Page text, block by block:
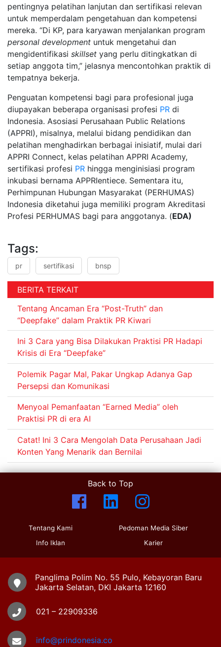
pentingnya pelatihan lanjutan dan sertifikasi relevan
untuk memperdalam pengetahuan dan kompetensi
mereka. “Di KP, para karyawan menjalankan program
personal development untuk mengetahui dan
mengidentifikasi skillset yang perlu ditingkatkan di
setiap anggota tim,” jelasnya mencontohkan praktik di
tempatnya bekerja.
Penguatan kompetensi bagi para profesional juga
diupayakan beberapa organisasi profesi PR di
Indonesia. Asosiasi Perusahaan Public Relations
(APPRI), misalnya, melalui bidang pendidikan dan
pelatihan menghadirkan berbagai inisiatif, mulai dari
APPRI Connect, kelas pelatihan APPRI Academy,
sertifikasi profesi PR hingga menginisiasi program
inkubasi bernama APPRIentiece. Sementara itu,
Perhimpunan Hubungan Masyarakat (PERHUMAS)
Indonesia diketahui juga memiliki program Akreditasi
Profesi PERHUMAS bagi para anggotanya. (EDA)
Tags:
pr sertifikasi bnsp
BERITA TERKAIT
Tentang Ancaman Era “Post-Truth” dan
“Deepfake” dalam Praktik PR Kiwari
Ini 3 Cara yang Bisa Dilakukan Praktisi PR Hadapi
Krisis di Era “Deepfake”
Polemik Pagar Mal, Pakar Ungkap Adanya Gap
Persepsi dan Komunikasi
Menyoal Pemanfaatan “Earned Media” oleh
Praktisi PR di era AI
Catat! Ini 3 Cara Mengolah Data Perusahaan Jadi
Konten Yang Menarik dan Bernilai
Back to Top
Tentang Kami
Info Iklan
Pedoman Media Siber
Karier
Panglima Polim No. 55 Pulo, Kebayoran Baru
Jakarta Selatan, DKI Jakarta 12160
021 – 22909336
info@prindonesia.co